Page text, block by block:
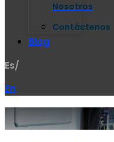
Nosotros
Contáctenos
Blog
Es/
En